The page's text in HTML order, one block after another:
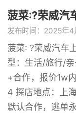
菠菜:?荣威汽
发布时间：2025年4
菠菜: ?荣威汽车
型：生活/旅行/
+合作，报价1w
4 探店地点：上
默认合作，逃单